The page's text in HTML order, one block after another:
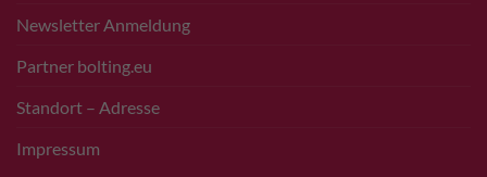
Newsletter Anmeldung
Partner bolting.eu
Standort – Adresse
Impressum